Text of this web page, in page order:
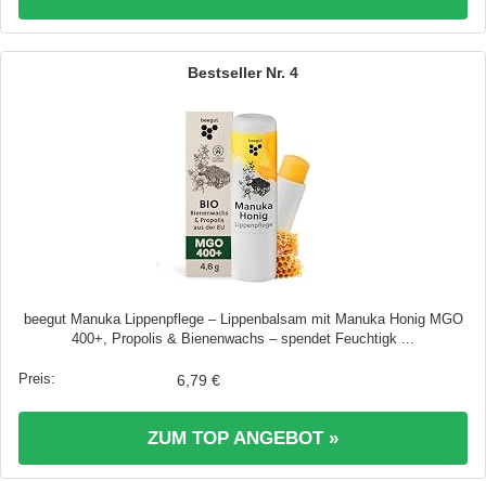
4
beegut Manuka Lippenpflege – Lippenbalsam mit Manuka Honig MGO
400+, Propolis & Bienenwachs – spendet Feuchtigk ...
6,79 €
ZUM TOP ANGEBOT »